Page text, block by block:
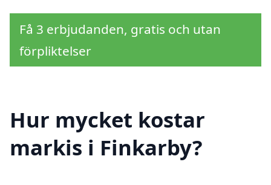
Få 3 erbjudanden, gratis och utan
förpliktelser
Hur mycket kostar
markis i Finkarby?